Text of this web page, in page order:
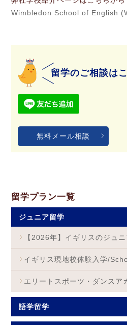
Wimbledon School of English
留学のご相談は
無料メール相談
留学プラン一覧
ジュニア留学
【2026年】イギリスのジュ
イギリス現地校体験入学/
エリートスポーツ・ダンスア
語学留学